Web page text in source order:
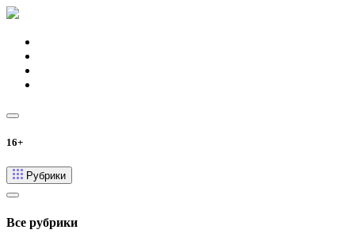
16+
Рубрики
Все рубрики